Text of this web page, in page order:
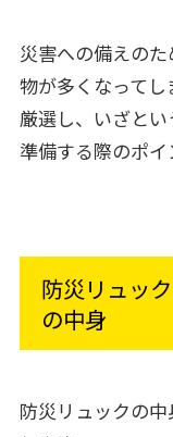
災害への備えの
物が多くなって
厳選し、いざと
準備する際のポイ
防災リュッ
の中身
防災リュックの